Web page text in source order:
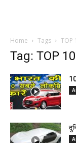
Home Tags TOP
Tag: TOP